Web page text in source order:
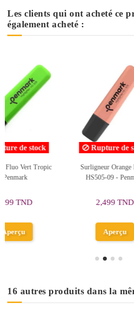
Les clients qui ont acheté ce
également acheté :
Surligneur Fluo Bleu Tropic
- Penmark
Ajouter au
16 autres produits dans la